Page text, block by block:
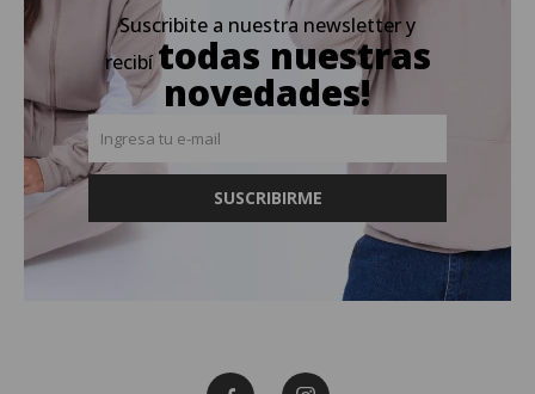
Suscribite a nuestra newsletter y
recibí todas nuestras
novedades!
SUSCRIBIRME